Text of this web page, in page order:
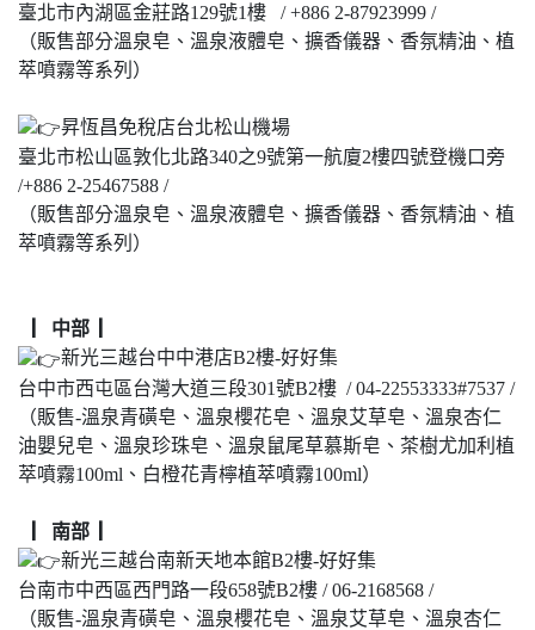
臺北市內湖區金莊路129號1樓 / +886 2-87923999 /
（販售部分溫泉皂、溫泉液體皂、擴香儀器、香氛精油、植
萃噴霧等系列）
昇恆昌免稅店台北松山機場
臺北市松山區敦化北路340之9號第一航廈2樓四號登機口旁
/+886 2-25467588 /
（販售部分溫泉皂、溫泉液體皂、擴香儀器、香氛精油、植
萃噴霧等系列）
▏中部 ▏
新光三越台中中港店B2樓-好好集
台中市西屯區台灣大道三段301號B2樓 / 04-22553333#7537 /
（販售-溫泉青磺皂、溫泉櫻花皂、溫泉艾草皂、溫泉杏仁
油嬰兒皂、溫泉珍珠皂、溫泉鼠尾草慕斯皂、茶樹尤加利植
萃噴霧100ml、白橙花青檸植萃噴霧100ml）
▏南部 ▏
新光三越台南新天地本館B2樓-好好集
台南市中西區西門路一段658號B2樓 / 06-2168568 /
（販售-溫泉青磺皂、溫泉櫻花皂、溫泉艾草皂、溫泉杏仁